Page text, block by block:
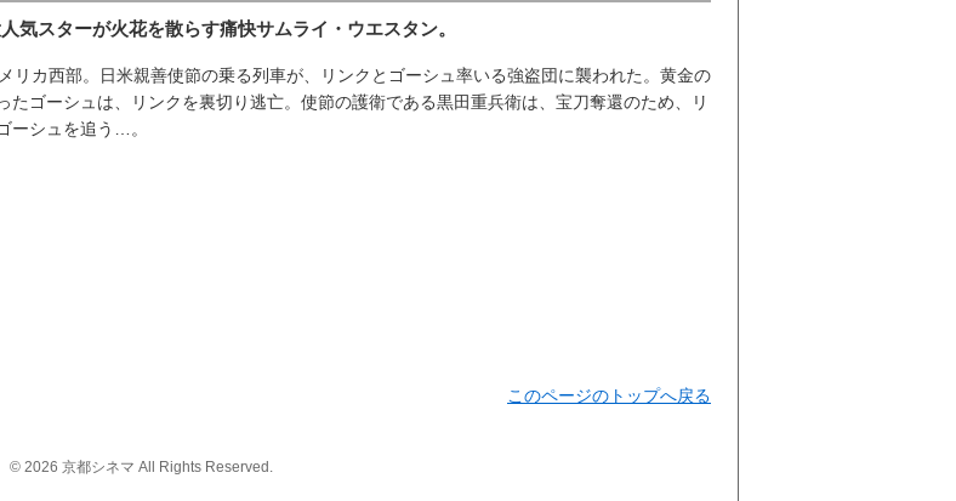
気スターが火花を散らす痛快サムライ・ウエスタン。
リカ西部。日米親善使節の乗る列車が、リンクとゴーシュ率いる強盗団に襲われた。黄金の
たゴーシュは、リンクを裏切り逃亡。使節の護衛である黒田重兵衛は、宝刀奪還のため、リ
ーシュを追う…。
このページのトップへ戻る
©2026 京都シネマ All Rights Reserved.